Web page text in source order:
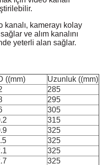
kanalı, kamerayı kolay
ve alım kanalını
yeterli alan sağlar.
((mm)
Uzunluk ((mm)
285
295
305
315
325
325
325
325